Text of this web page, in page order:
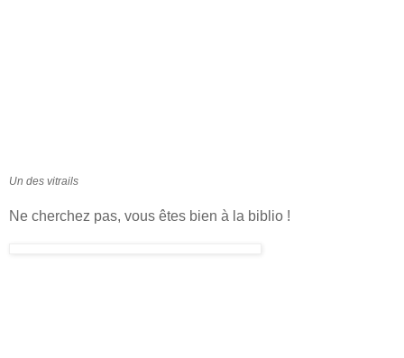
Un des vitrails
Ne cherchez pas, vous êtes bien à la biblio !